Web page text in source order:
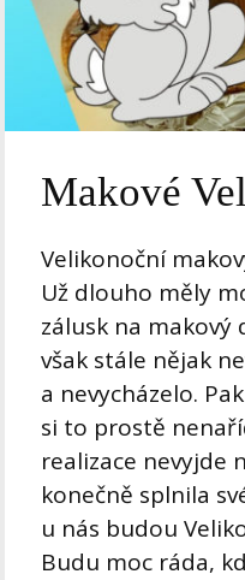
Makové
Velikonoční
Už dlouho měly
zálusk na makový
však stále nějak
a nevycházelo.
si to prostě
realizace nevyjde
konečně splnila
u nás budou
Budu moc ráda,